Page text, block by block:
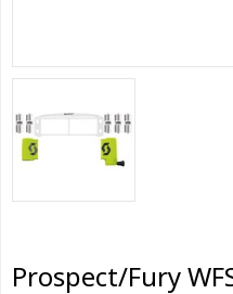
Prospect/Fury